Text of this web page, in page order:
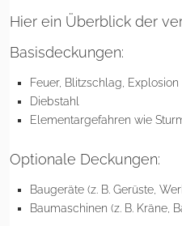
Hier ein Überblick der
Basisdeckungen:
Feuer, Blitzschlag, Explosion
Diebstahl
Elementargefahren wie
Optionale Deckungen:
Baugeräte (z. B. Gerüste,
Baumaschinen (z. B. Kräne,